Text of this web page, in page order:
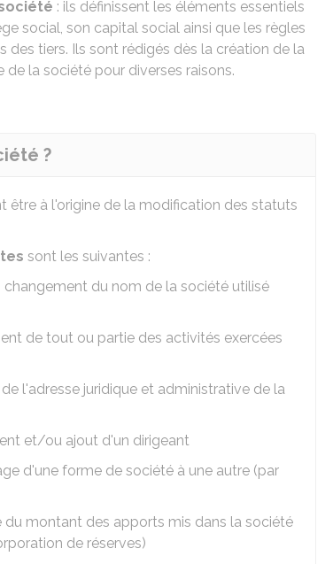
: ils définissent les éléments essentiels
social, son capital social ainsi que les règles
tiers. Ils sont rédigés dès la création de la
de la société pour diverses raisons.
?
être à l'origine de la modification des statuts
sont les suivantes :
: changement du nom de la société utilisé
de tout ou partie des activités exercées
l'adresse juridique et administrative de la
et/ou ajout d'un dirigeant
d'une forme de société à une autre (par
du montant des apports mis dans la société
de réserves)